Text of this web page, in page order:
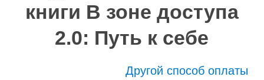
книги В зоне доступа
2.0: Путь к себе
Другой способ оплаты